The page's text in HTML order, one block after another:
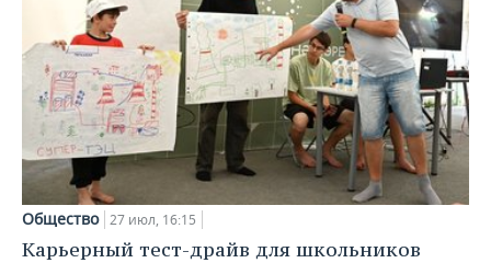
Общество 27 июл, 16:15
Карьерный тест-драйв для школьников